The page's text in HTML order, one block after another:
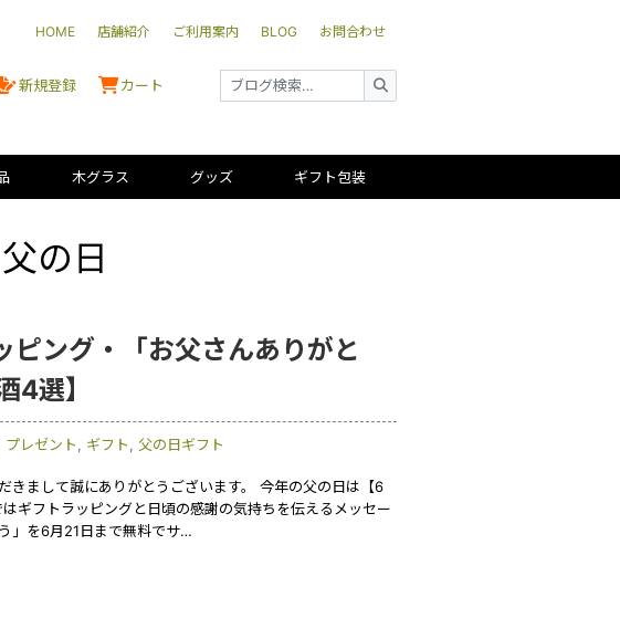
HOME 店舗紹介 ご利用案内 BLOG お問合わせ
新規登録 カート
木グラス グッズ ギフト包装
の日
ピング・「お父さんありがと
4選】
プレゼント, ギフト, 父の日ギフト
きまして誠にありがとうございます。 今年の父の日は【6
ギフトラッピングと日頃の感謝の気持ちを伝えるメッセー
」を6月21日まで無料でサ…